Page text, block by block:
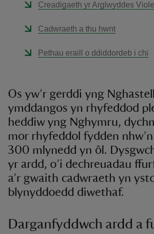
Creadigaeth yr Arglwyddes
Cadwraeth a thu hwnt
Pethau eraill o ddiddordeb i chi
Os yw’r gerddi yng
ymddangos yn rhyfeddod
heddiw yng Nghymru,
mor rhyfeddol fydden
300 mlynedd yn ôl.
yr ardd, o’i dechreuadau
a’r gwaith cadwraeth yn
blynyddoedd diwethaf.
Darganfyddwch ardd a